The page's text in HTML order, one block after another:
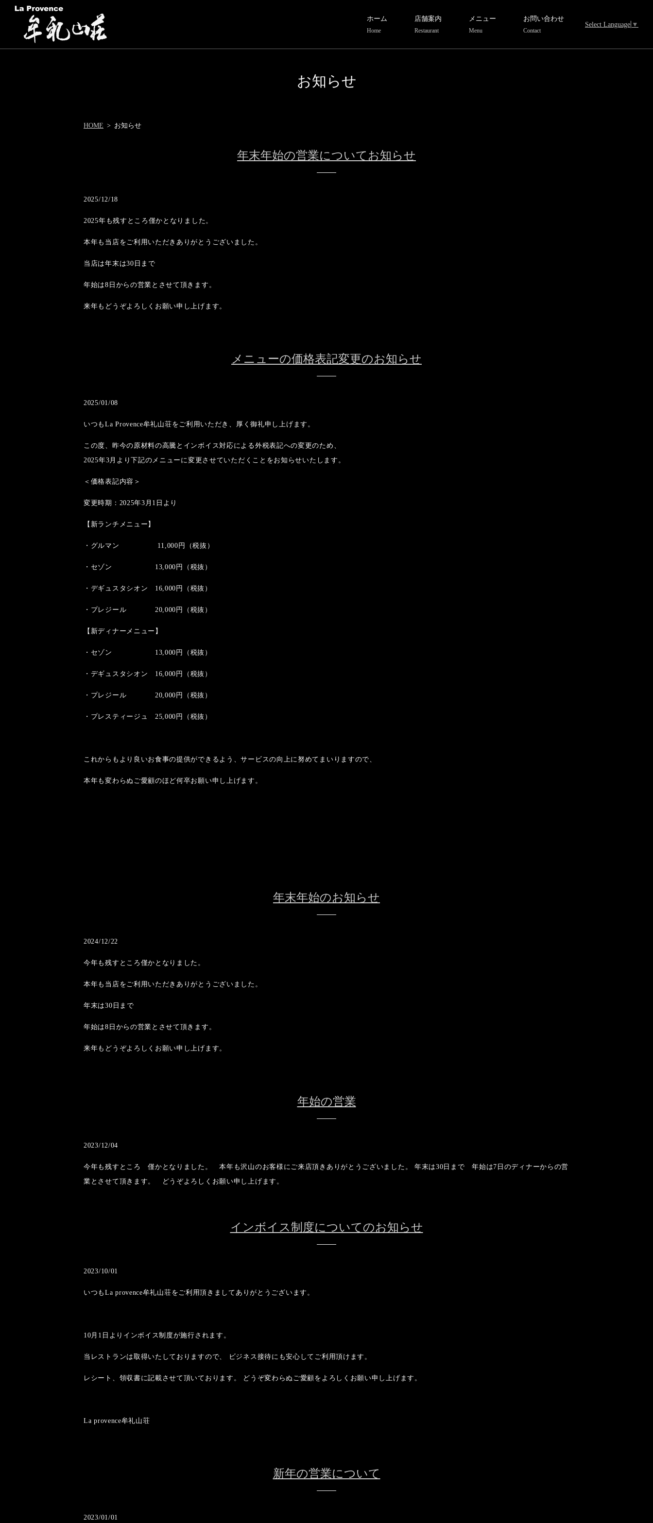
Select Language ▼
ホーム
Home
店舗案内
Restaurant
メニュー
Menu
お問い合わせ
Contact
お知らせ
HOME お知らせ
年末年始の営業についてお知らせ
2025/12/18
2025年も残すところ僅かとなりました。
本年も当店をご利用いただきありがとうございました。
当店は年末は30日まで
年始は8日からの営業とさせて頂きます。
来年もどうぞよろしくお願い申し上げます。
メニューの価格表記変更のお知らせ
2025/01/08
いつもLa Provence牟礼山荘をご利用いただき、厚く御礼申し上げます。
この度、昨今の原材料の高騰とインボイス対応による外税表記への変更のため、
2025年3月より下記のメニューに変更させていただくことをお知らせいたします。
＜価格表記内容＞
変更時期：2025年3月1日より
【新ランチメニュー】
・グルマン 11,000円（税抜）
・セゾン 13,000円（税抜）
・デギュスタシオン 16,000円（税抜）
・プレジール 20,000円（税抜）
【新ディナーメニュー】
・セゾン 13,000円（税抜）
・デギュスタシオン 16,000円（税抜）
・プレジール 20,000円（税抜）
・プレスティージュ 25,000円（税抜）
これからもより良いお食事の提供ができるよう、サービスの向上に努めて まいりますので、
本年も変わらぬご愛顧のほど何卒お願い申し上げます。
年末年始のお知らせ
2024/12/22
今年も残すところ僅かとなりました。
本年も当店をご利用いただきありがとうございました。
年末は30日まで
年始は8日からの営業とさせて頂きます。
来年もどうぞよろしくお願い申し上げます。
年始の営業
2023/12/04
今年も残すところ 僅かとなりました。 本年も沢山のお客様にご来店頂きありがとうございました。 年末は30日まで 年始は7日のディナーからの営
業とさせて頂きます。 どうぞよろしくお願い申し上げます。
インボイス制度についてのお知らせ
2023/10/01
いつもLa provence牟礼山荘をご利用頂きましてありがとうございます。
10月1日よりインボイス制度が施行されます。
当レストランは取得いたしておりますので、 ビジネス接待にも安心してご利用頂けます。
レシート、領収書に記載させて頂いております。 どうぞ変わらぬご愛顧をよろしくお願い申し上げます。
La provence牟礼山荘
新年の営業について
2023/01/01